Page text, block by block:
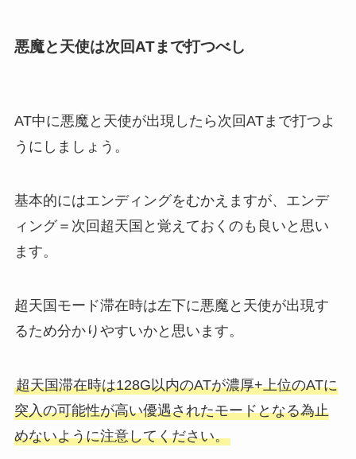
悪魔と天使は次回ATまで打つべし
AT中に悪魔と天使が出現したら次回ATまで打つよ
うにしましょう。
基本的にはエンディングをむかえますが、エンデ
ィング＝次回超天国と覚えておくのも良いと思い
ます。
超天国モード滞在時は左下に悪魔と天使が出現す
るため分かりやすいかと思います。
超天国滞在時は128G以内のATが濃厚+上位のATに
突入の可能性が高い優遇されたモードとなる為止
めないように注意してください。